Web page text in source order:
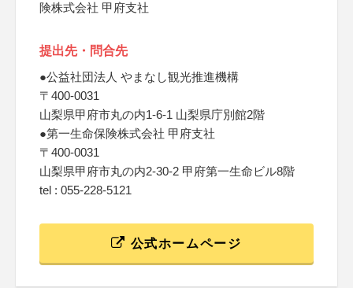
険株式会社 甲府支社
提出先・問合先
●公益社団法人 やまなし観光推進機構
〒400-0031
山梨県甲府市丸の内1-6-1 山梨県庁別館2階
●第一生命保険株式会社 甲府支社
〒400-0031
山梨県甲府市丸の内2-30-2 甲府第一生命ビル8階
tel : 055-228-5121
公式ホームページ